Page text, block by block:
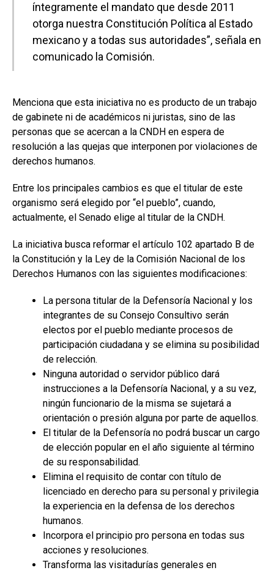
íntegramente el mandato que desde 2011
otorga nuestra Constitución Política al Estado
mexicano y a todas sus autoridades”, señala en
comunicado la Comisión.
Menciona que esta iniciativa no es producto de un trabajo
de gabinete ni de académicos ni juristas, sino de las
personas que se acercan a la CNDH en espera de
resolución a las quejas que interponen por violaciones de
derechos humanos.
Entre los principales cambios es que el titular de este
organismo será elegido por “el pueblo”, cuando,
actualmente, el Senado elige al titular de la CNDH.
La iniciativa busca reformar el artículo 102 apartado B de
la Constitución y la Ley de la Comisión Nacional de los
Derechos Humanos con las siguientes modificaciones:
La persona titular de la Defensoría Nacional y los
integrantes de su Consejo Consultivo serán
electos por el pueblo mediante procesos de
participación ciudadana y se elimina su posibilidad
de relección.
Ninguna autoridad o servidor público dará
instrucciones a la Defensoría Nacional, y a su vez,
ningún funcionario de la misma se sujetará a
orientación o presión alguna por parte de aquellos.
El titular de la Defensoría no podrá buscar un cargo
de elección popular en el año siguiente al término
de su responsabilidad.
Elimina el requisito de contar con título de
licenciado en derecho para su personal y privilegia
la experiencia en la defensa de los derechos
humanos.
Incorpora el principio pro persona en todas sus
acciones y resoluciones.
Transforma las visitadurías generales en